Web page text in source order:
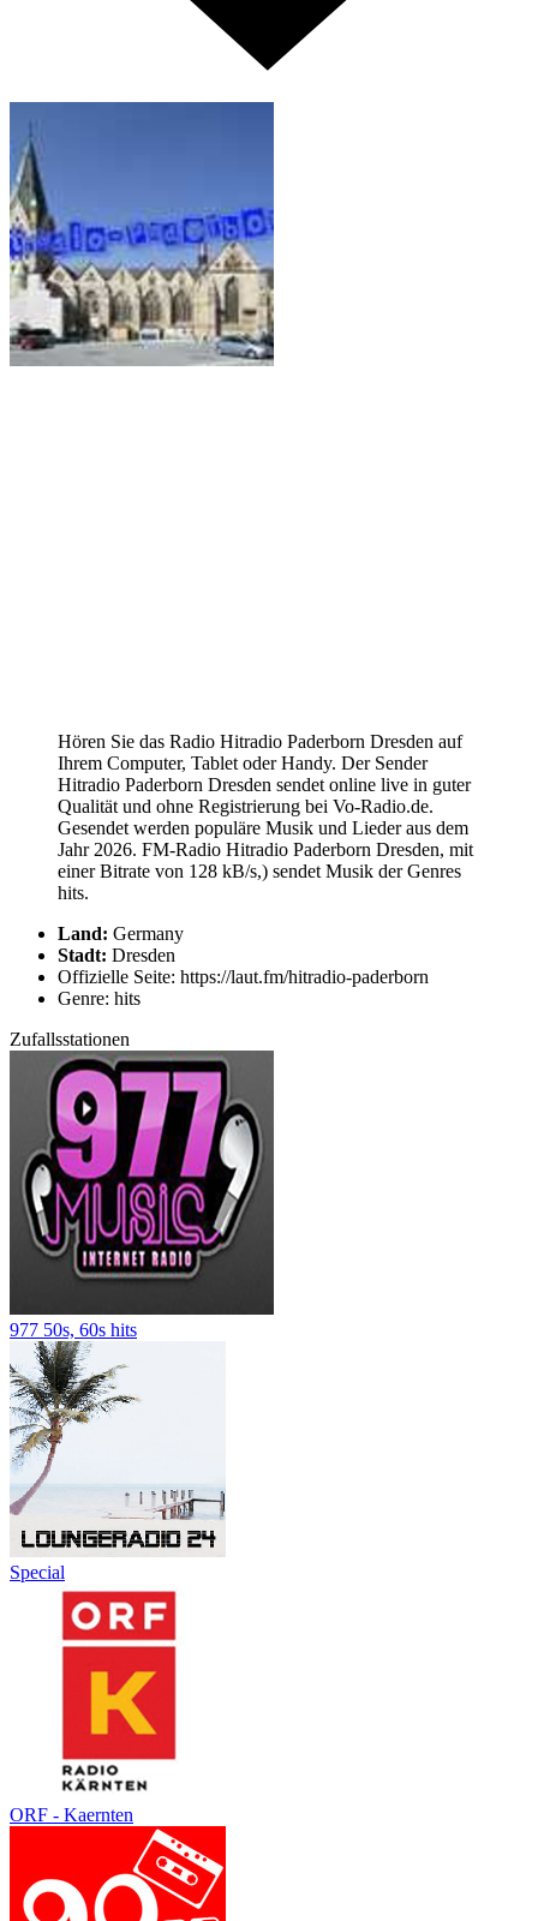
Hören Sie das Radio Hitradio Paderborn Dresden auf
Ihrem Computer, Tablet oder Handy. Der Sender
Hitradio Paderborn Dresden sendet online live in guter
Qualität und ohne Registrierung bei Vo-Radio.de.
Gesendet werden populäre Musik und Lieder aus dem
Jahr 2026. FM-Radio Hitradio Paderborn Dresden, mit
einer Bitrate von 128 kB/s,) sendet Musik der Genres
hits.
Land: Germany
Stadt: Dresden
Offizielle Seite: https://laut.fm/hitradio-paderborn
Genre: hits
Zufallsstationen
977 50s, 60s hits
Special
ORF - Kaernten